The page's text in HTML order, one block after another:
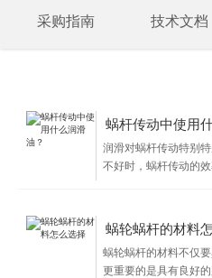
采购指南 技术文档
蜗杆传动中使用
润滑对蜗杆传动特别
不好时，蜗杆传动的
加入油性添加剂以提
铜蜗轮不允许采用活.
以免被腐蚀。
蜗轮蜗杆的材料
蜗轮蜗杆的材料不仅
更重要的是具有良好